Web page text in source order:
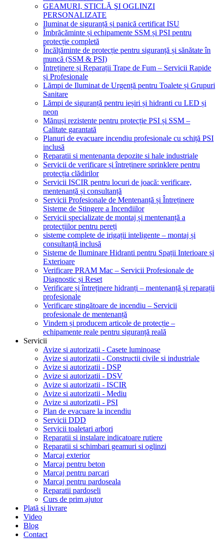
GEAMURI, STICLĂ ŞI OGLINZI
PERSONALIZATE
Iluminat de siguranță și panică certificat ISU
Îmbrăcăminte și echipamente SSM și PSI pentru
protecție completă
Încălțăminte de protecție pentru siguranță și sănătate în
muncă (SSM & PSI)
Întreținere și Reparații Trape de Fum – Servicii Rapide
și Profesionale
Lămpi de Iluminat de Urgență pentru Toalete și Grupuri
Sanitare
Lămpi de siguranță pentru ieșiri și hidranti cu LED și
neon
Mănuși rezistente pentru protecție PSI și SSM –
Calitate garantată
Planuri de evacuare incendiu profesionale cu schiță PSI
inclusă
Reparatii si mentenanta depozite si hale industriale
Servicii de verificare și întreținere sprinklere pentru
protecția clădirilor
Servicii ISCIR pentru locuri de joacă: verificare,
mentenanță și consultanță
Servicii Profesionale de Mentenanță și Întreținere
Sisteme de Stingere a Incendiilor
Servicii specializate de montaj și mentenanță a
protecțiilor pentru pereți
sisteme complete de irigații inteligente – montaj și
consultanță inclusă
Sisteme de Iluminare Hidranti pentru Spații Interioare și
Exterioare
Verificare PRAM Mac – Servicii Profesionale de
Diagnostic și Reset
Verificare și întreținere hidranți – mentenanță și reparații
profesionale
Verificare stingătoare de incendiu – Servicii
profesionale de mentenanță
Vindem și producem articole de protecție –
echipamente reale pentru siguranță reală
Servicii
Avize si autorizatii - Casete luminoase
Avize si autorizatii - Constructii civile si industriale
Avize si autorizatii - DSP
Avize si autorizatii - DSV
Avize si autorizatii - ISCIR
Avize si autorizatii - Mediu
Avize si autorizatii - PSI
Plan de evacuare la incendiu
Servicii DDD
Servicii toaletari arbori
Reparatii si instalare indicatoare rutiere
Reparatii si schimbari geamuri si oglinzi
Marcaj exterior
Marcaj pentru beton
Marcaj pentru parcari
Marcaj pentru pardoseala
Reparatii pardoseli
Curs de prim ajutor
Plată și livrare
Video
Blog
Contact